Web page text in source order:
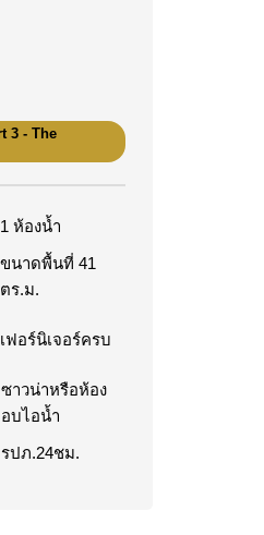
3 - The
1 ห้องน้ำ
ขนาดพื้นที่ 41
ตร.ม.
เฟอร์นิเจอร์ครบ
ซาวน่าหรือห้อง
อบไอน้ำ
รปภ.24ชม.